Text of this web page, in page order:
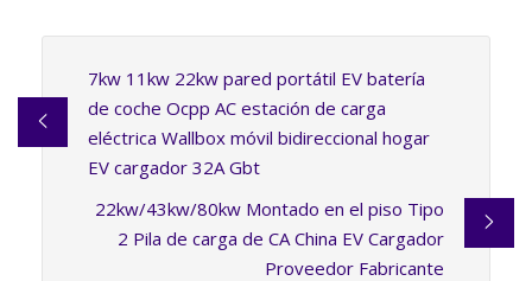
7kw 11kw 22kw pared portátil EV batería
de coche Ocpp AC estación de carga
eléctrica Wallbox móvil bidireccional hogar
EV cargador 32A Gbt
22kw/43kw/80kw Montado en el piso Tipo
2 Pila de carga de CA China EV Cargador
Proveedor Fabricante